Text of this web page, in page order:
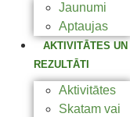
Jaunumi
Aptaujas
AKTIVITĀTES UN
REZULTĀTI
Aktivitātes
Skatam vai